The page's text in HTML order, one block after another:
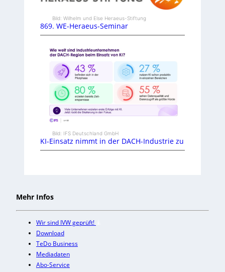
Bild: Wilhelm und Else Heraeus-Stiftung
869. WE-Heraeus-Seminar
Bild: IFS Deutschland GmbH
KI-Einsatz nimmt in der DACH-Industrie zu
Mehr Infos
Wir sind IVW geprüft!
Download
TeDo Business
Mediadaten
Abo-Service